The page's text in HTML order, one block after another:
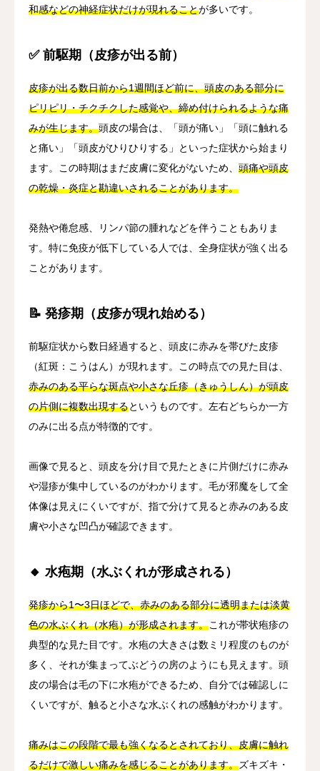
和感などの神経症状だけが現れることが多いです。
✅ 前駆期（皮疹が出る前）
皮疹が出る数日前から1週間ほど前に、頭皮のある部分に
ピリピリ・チクチクした感覚や、締め付けられるような痛
みが生じます。頭皮の場合は、「頭が痛い」「頭に触れる
と痛い」「頭皮がひりひりする」といった症状から始まり
ます。この時期はまだ皮膚に変化がないため、 頭痛や頭皮
の乾燥・炎症と勘違いされることがあります。
発熱や倦怠感、リンパ節の腫れなどを伴うこともありま
す。特に免疫が低下している人では、全身症状が強く出る
ことがあります。
📝 発疹期（皮疹が現れ始める）
前駆症状から数日経過すると、頭皮に赤みを帯びた皮疹
（紅斑：こうはん）が現れます。この時点での見た目は、
赤みのある平らな斑点や小さな丘疹（きゅうしん）が頭皮
の片側に複数出現するというものです。左右どちらか一方
のみに出る点が特徴的です。
画像で見ると、頭皮を分け目で見たときに片側だけに赤み
や湿疹が集中しているのがわかります。毛が邪魔をして全
体像は見えにくいですが、指で分けて見ると赤みのある皮
膚や小さな凹凸が確認できます。
🔸 水疱期（水ぶくれが形成される）
発疹から1〜3日ほどで、赤みのある部分に透明または淡黄
色の水ぶくれ（水疱）が形成されます。これが帯状疱疹の
典型的な見た目です。水疱の大きさは数ミリ程度のものが
多く、それが集まってぶどうの房のようにも見えます。頭
皮の場合は毛の下に水疱ができるため、自分では確認しに
くいですが、触ると小さな水ぶくれの感触がわかります。
痛みはこの段階で最も強くなるとされており、皮膚に触れ
るだけで激しい痛みを感じることがあります。ズキズキ・